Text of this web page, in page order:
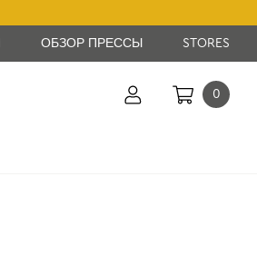
ОБЗОР ПРЕССЫ STORES
0